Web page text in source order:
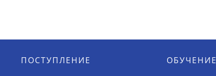
ПОСТУПЛЕНИЕ ОБУЧЕНИЕ